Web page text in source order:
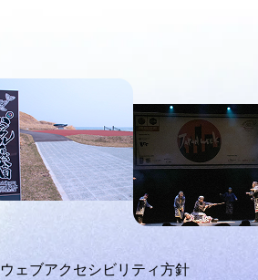
ウェブアクセシビリティ方針